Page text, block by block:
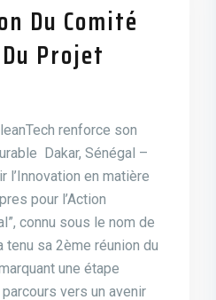
Du Comité
Projet
renforce son
Dakar, Sénégal –
l’Innovation en matière
pour l’Action
connu sous le nom de
tenu sa 2ème réunion du
une étape
vers un avenir